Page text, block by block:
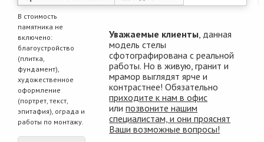
В стоимость
памятника не
включено:
благоустройство
(плитка,
фундамент),
художественное
оформление
(портрет, текст,
эпитафия), ограда и
работы по монтажу.
Уважаемые клиенты , данная
модель стелы
сфотографирована с реальной
работы. Но в живую, гранит и
мрамор выглядят ярче и
контрастнее! Обязательно
приходите к нам в офис
илипозвоните нашим
специалистам, и они прояснят
Ваши возможные вопросы!